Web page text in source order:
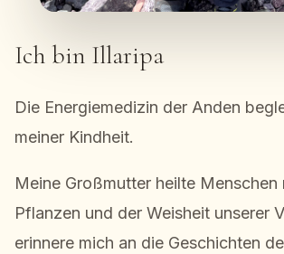
Ich bin Illaripa
Die Energiemedizin der Anden
meiner Kindheit.
Meine Großmutter heilte Menschen
Pflanzen und der Weisheit unserer
erinnere mich an die Geschichten